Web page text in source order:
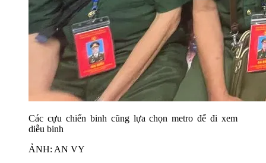
Các cựu chiến binh cũng lựa chọn metro để đi xem
diễu binh
ẢNH: AN VY